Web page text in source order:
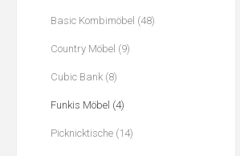
Basic Kombimöbel (48)
Country Möbel (9)
Cubic Bank (8)
Funkis Möbel (4)
Picknicktische (14)